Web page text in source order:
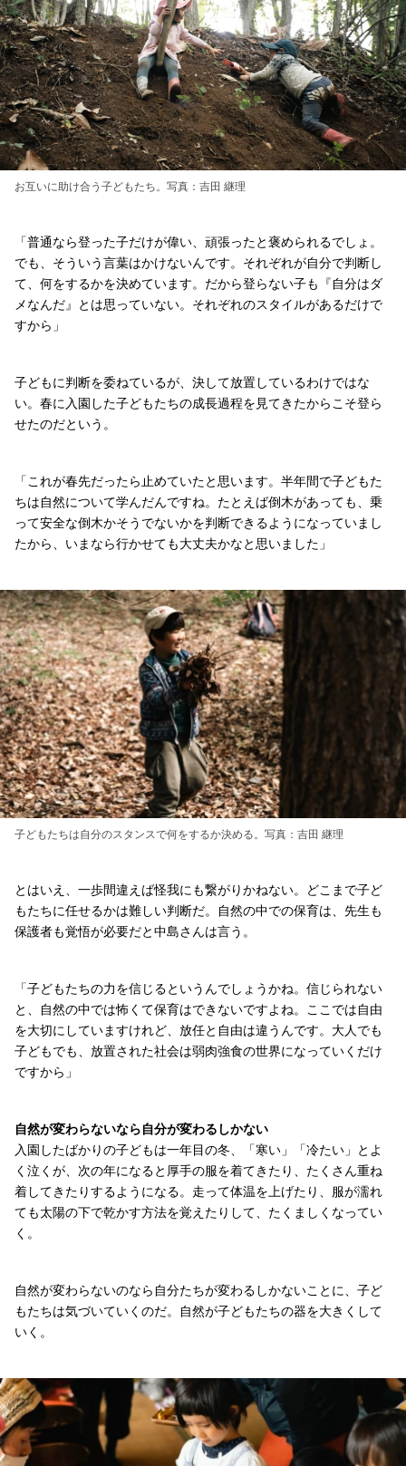
お互いに助け合う子どもたち。写真：吉田 継理
「普通なら登った子だけが偉い、頑張ったと褒められるでしょ。
でも、そういう言葉はかけないんです。それぞれが自分で判断し
て、何をするかを決めています。だから登らない子も『自分はダ
メなんだ』とは思っていない。それぞれのスタイルがあるだけで
すから」
子どもに判断を委ねているが、決して放置しているわけではな
い。春に入園した子どもたちの成長過程を見てきたからこそ登ら
せたのだという。
「これが春先だったら止めていたと思います。半年間で子どもた
ちは自然について学んだんですね。たとえば倒木があっても、乗
って安全な倒木かそうでないかを判断できるようになっていまし
たから、いまなら行かせても大丈夫かなと思いました」
子どもたちは自分のスタンスで何をするか決める。写真：吉田 継理
とはいえ、一歩間違えば怪我にも繋がりかねない。どこまで子ど
もたちに任せるかは難しい判断だ。自然の中での保育は、先生も
保護者も覚悟が必要だと中島さんは言う。
「子どもたちの力を信じるというんでしょうかね。信じられない
と、自然の中では怖くて保育はできないですよね。ここでは自由
を大切にしていますけれど、放任と自由は違うんです。大人でも
子どもでも、放置された社会は弱肉強食の世界になっていくだけ
ですから」
自然が変わらないなら自分が変わるしかない
入園したばかりの子どもは一年目の冬、「寒い」「冷たい」とよ
く泣くが、次の年になると厚手の服を着てきたり、たくさん重ね
着してきたりするようになる。走って体温を上げたり、服が濡れ
ても太陽の下で乾かす方法を覚えたりして、たくましくなってい
く。
自然が変わらないのなら自分たちが変わるしかないことに、子ど
もたちは気づいていくのだ。自然が子どもたちの器を大きくして
いく。